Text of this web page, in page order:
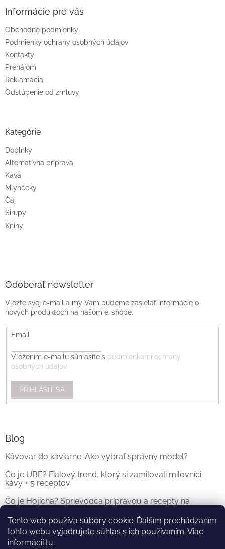
Tento web používa súbory cookie. Ďalším prechádzaním
tohto webu vyjadrujete súhlas s ich používaním. Viac
informáciítu.
Informácie pre vás
Obchodné podmienky
Podmienky ochrany osobných údajov
Kontakty
Prenájom
Reklamácia
Odstúpenie od zmluvy
Kategórie
Doplnky
Alternatívna príprava
Káva
Mlynčeky
Čaj
Sirupy
Knihy
Odoberať newsletter
Vložte svoj e-mail a my Vám budeme zasielať informácie o
nových produktoch na našom e-shope.
Email
Vložením e-mailu súhlasíte s podmienkami ochrany
osobných údajov
PRIHLÁSIŤ SA
Blog
Kávovar do kaviarne: Ako vybrať správny model?
Čo je UBE? Fialový trend, ktorý si zamilovali milovníci
kávy + 5 receptov
Čo je Hojicha? Sprievodca prípravou a recepty na
ARCHÍV